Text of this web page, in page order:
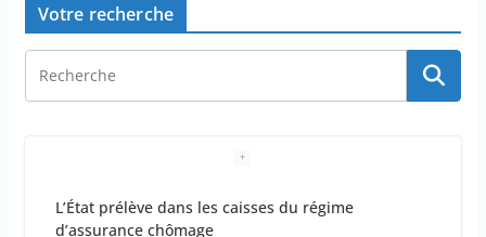
Votre recherche
L’État prélève dans les caisses du régime
d’assurance chômage